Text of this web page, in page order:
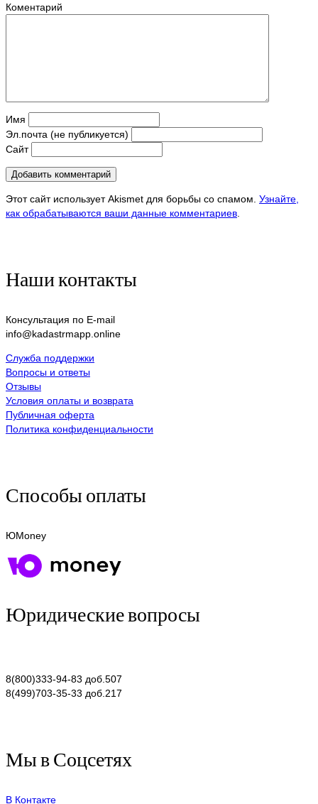
Коментарий
Имя
Эл.почта (не публикуется)
Сайт
Этот сайт использует Akismet для борьбы со спамом. Узнайте,
как обрабатываются ваши данные комментариев
Наши контакты
Консультация по E-mail
info@kadastrmapp.online
Служба поддержки
Вопросы и ответы
Отзывы
Условия оплаты и возврата
Публичная оферта
Политика конфиденциальности
Способы оплаты
ЮMoney
Юридические вопросы
8(800)333-94-83 доб.507
8(499)703-35-33 доб.217
Мы в Соцсетях
В Контакте